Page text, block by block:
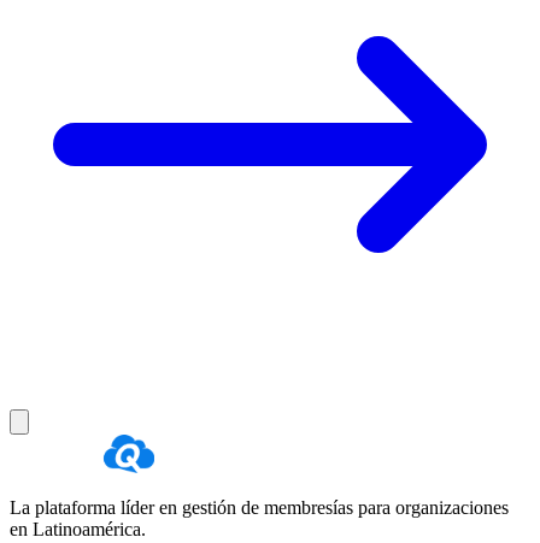
La plataforma líder en gestión de membresías para organizaciones
en Latinoamérica.